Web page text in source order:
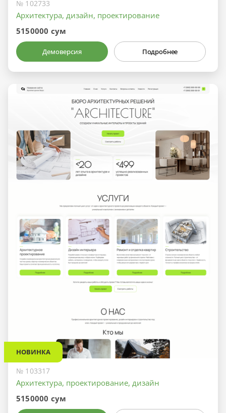
№ 102733
Архитектура, дизайн, проектирование
5150000 сум
Демоверсия Подробнее
НОВИНКА
№ 103317
Архитектура, проектирование, дизайн
5150000 сум